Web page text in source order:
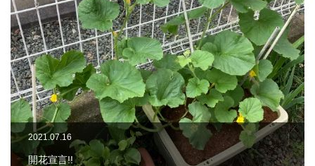
2021.07.16
開花宣言!!